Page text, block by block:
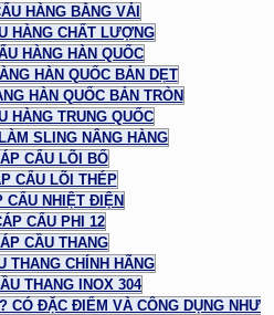
HÀNG BẰNG VẢI
HÀNG CHẤT LƯỢNG
HÀNG HÀN QUỐC
HÀN QUỐC BẢN DẸT
HÀN QUỐC BẢN TRÒN
HÀNG TRUNG QUỐC
SLING NÂNG HÀNG
CẨU LÕI BỐ
CẨU LÕI THÉP
CẨU NHIỆT ĐIỆN
CẨU PHI 12
CẦU THANG
THANG CHÍNH HÃNG
THANG INOX 304
CÓ ĐẶC ĐIỂM VÀ CÔNG DỤNG NHƯ